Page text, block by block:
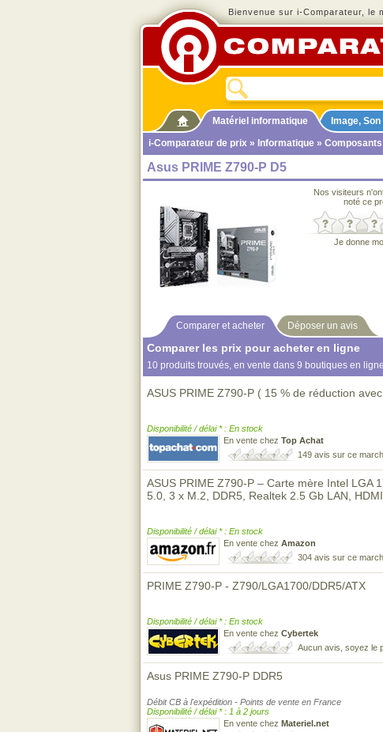
Bienvenue sur i-Comparateur, le
Matériel informatique Image,
i-Comparateur de prix » Informatique » Composants
Asus PRIME Z790-P D5
Nos visiteurs
noté ce
Je donne
Comparer et acheter Déposer un avis
Comparer les prix pour acheter en ligne
10 produits trouvés, en vente dans 9 boutiques en
ASUS PRIME Z790-P ( 15 % de réduction
Disponibilité / délai * : En stock
En vente chez Top Achat
149 avis sur ce
ASUS PRIME Z790-P – Carte mère Intel LGA
5.0, 3 x M.2, DDR5, Realtek 2.5 Gb LAN,
Disponibilité / délai * : En stock
En vente chez Amazon
304 avis sur ce
PRIME Z790-P - Z790/LGA1700/DDR5/ATX
Disponibilité / délai * : En stock
En vente chez Cybertek
Aucun avis, soyez le
Asus PRIME Z790-P DDR5
Débit CB à l'expédition - Points de vente en France
Disponibilité / délai * : 1 à 2 jours
En vente chez Materiel.net